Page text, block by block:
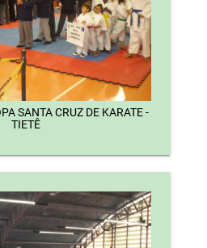
SANTA CRUZ DE KARATE -
TIETÊ